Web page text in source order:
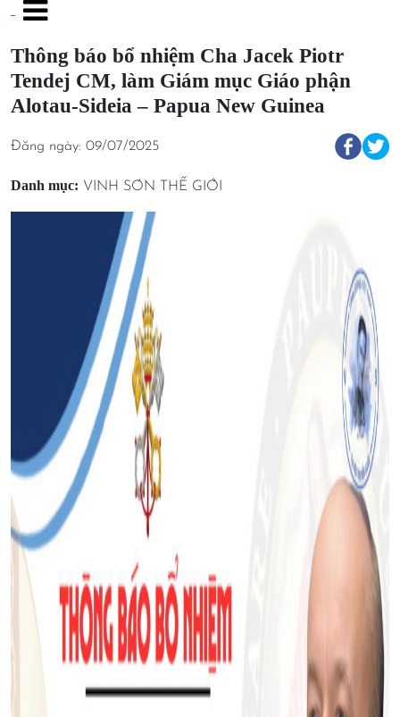
Thông báo bổ nhiệm Cha Jacek Piotr
Tendej CM, làm Giám mục Giáo phận
Alotau-Sideia – Papua New Guinea
Đăng ngày: 09/07/2025
Danh mục: VINH SƠN THẾ GIỚI